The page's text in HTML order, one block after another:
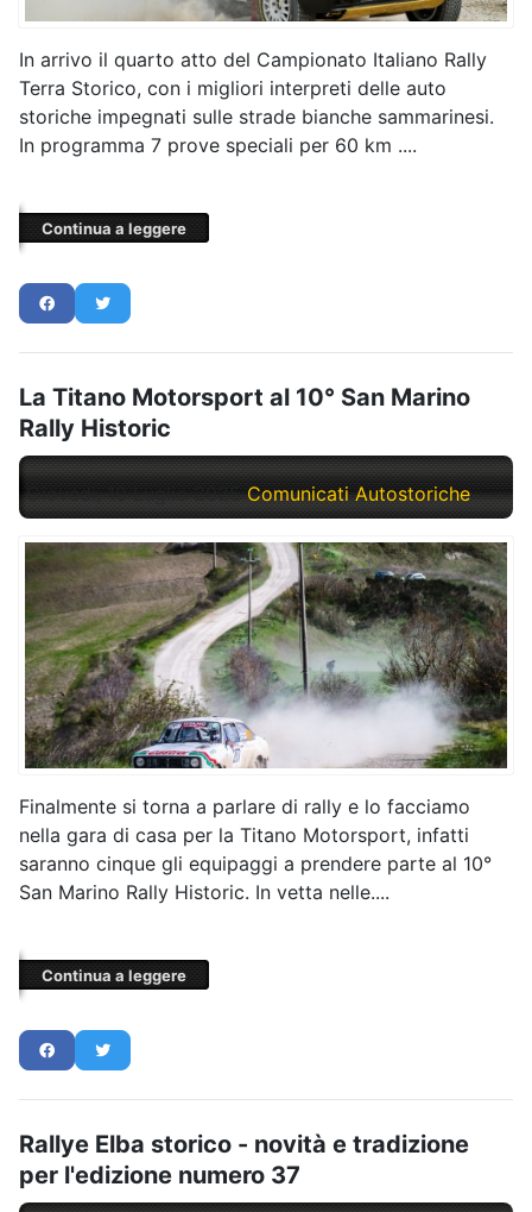
In arrivo il quarto atto del Campionato Italiano Rally
Terra Storico, con i migliori interpreti delle auto
storiche impegnati sulle strade bianche sammarinesi.
In programma 7 prove speciali per 60 km ....
Continua a leggere
La Titano Motorsport al 10° San Marino
Rally Historic
Giovedì, 10 Luglio 2025 Comunicati Autostoriche
Finalmente si torna a parlare di rally e lo facciamo
nella gara di casa per la Titano Motorsport, infatti
saranno cinque gli equipaggi a prendere parte al 10°
San Marino Rally Historic. In vetta nelle....
Continua a leggere
Rallye Elba storico - novità e tradizione
per l'edizione numero 37